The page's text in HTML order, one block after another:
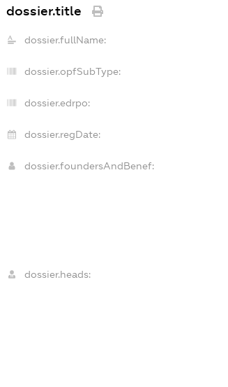
dossier.title
dossier.fullName:
dossier.opfSubType:
dossier.edrpo:
dossier.regDate:
dossier.foundersAndBenef:
dossier.heads: